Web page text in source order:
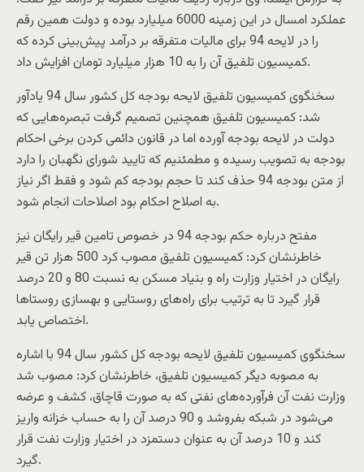
عملکرد امسال در این زمینه 6000 میلیارد بوده و دولت همین رقم
را در لایحه 94 برای مالیات متفرقه بر درآمد پیش‌بینی کرده که
کمیسیون تلفیق آن را به 10 هزار میلیارد تومان افزایش داد.
سخنگوی کمیسیون تلفیق لایحه بودجه کل کشور سال 94 یادآور
شد: کمیسیون تلفیق همچنین تصمیم گرفت تبصره‌هایی که
دولت در لایحه بودجه آورده اما در قانون دائمی کردن برخی احکام
بودجه به تصویب رسیده و مطمئنیم که تایید شورای نگهبان را دارد
از متن بودجه 94 حذف کند تا حجم بودجه کم شود و فقط اگر نیاز
به اصلاح احکام بود اصلاحات انجام شود.
مفتح درباره حکم بودجه 94 در خصوص تامین قیر رایگان نیز
خاطرنشان کرد: کمیسیون تلفیق مصوب کرد 500 هزار تن قیر
رایگان در اختیار وزارت راه و بنیاد مسکن به نسبت 80 و 20 درصد
قرار گیرد تا به ترتیب برای راه‌های روستایی و بهسازی روستاها
اختصاص یابد.
سخنگوی کمیسیون تلفیق لایحه بودجه کل کشور سال 94 با اشاره
به مصوبه دیگر کمیسیون تلفیق، خاطرنشان کرد: مصوب شد
وزارت نفت آن فرآورده‌های نفتی که به صورت قاچاق، کشف و عرضه
می‌شود در شبکه بفروشد و 90 درصد آن را به حساب خزانه واریز
کند و 10 درصد آن به عنوان دستمزد در اختیار وزارت نفت قرار
گیرد.